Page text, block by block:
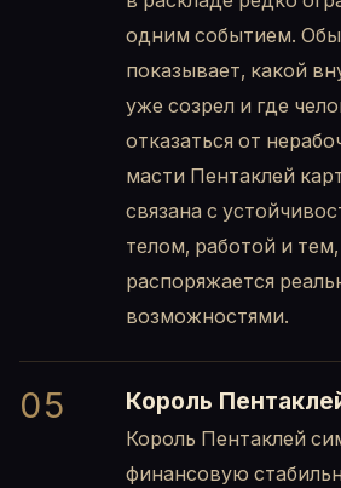
одним событием.
показывает, какой
уже созрел и где
отказаться от
масти Пентаклей
связана с
телом, работой и
распоряжается
возможностями.
05 Король
Король Пентаклей
финансовую